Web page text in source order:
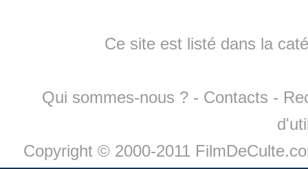
Ce site est listé dans la
Qui sommes-nous ? - Contacts -
Copyright © 2000-2011